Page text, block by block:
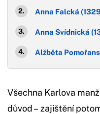
Anna Falcká
Anna Svídnická
Alžběta
Všechna Karlova
důvod – zajištění